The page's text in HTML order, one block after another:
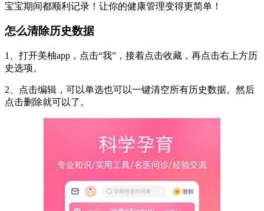
宝宝期间都顺利记录！让你的健康管理变得更简单！
怎么清除历史数据
1、打开美柚app，点击“我”，接着点击收藏，再点击右上方历
史选项。
2、点击编辑，可以单选也可以一键清空所有历史数据。然后
点击删除就可以了。